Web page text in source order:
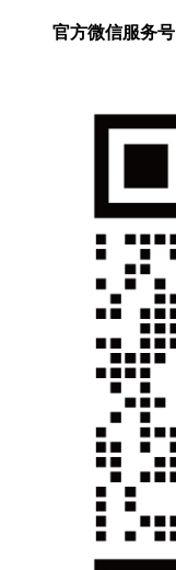
官方微信服务号